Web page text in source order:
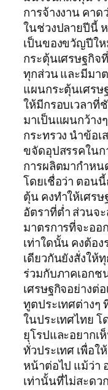
การจ้างงาน คา
ในช่วงปลายปีนี้
เป็นของขวัญปีใ
กระตุ้นเศรษฐกิจ
ทุกส่วน และมีมา
แผนกระตุ้นเศรษ
ให้มีกรอบเวลาที่
มาเป็นแผนกว้าง
กระทรวง นำข้อ
ขจัดอุปสรรคใน
การผลิตมากำห
โดยเชื่อว่า ตอน
ตุ้น คงทำให้เศร
อัตราที่ต่ำ ส่วนจ
มาตรการที่จะออ
เท่าใดนั้น คงต้อ
เดียวกันยังสั่งให้
ร่วมกับภาคเอกช
เศรษฐกิจอย่างต่
ทูตประเทศต่างๆ
ในประเทศไทย
ยุโรปและอยากเ
ทั่วประเทศ เพื่อใ
หน้าต่อไป แม้ว่า
เท่านั้นที่ไม่สะดว